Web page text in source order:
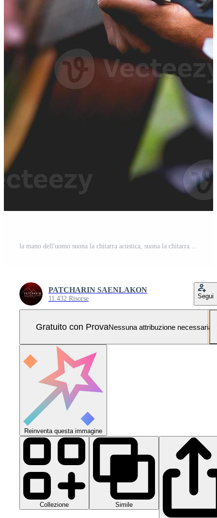
la mano dell'uomo suona la chitarra acustica, suona la chitarra in giardino da solo, felicemente e ama la musica. Foto Pro
PATCHARIN SAENLAKON
11.432 Risorse Segui
Gratuito con ProvaNessuna attribuzione necessaria
Reinventa questa immagine
Collezione Simile